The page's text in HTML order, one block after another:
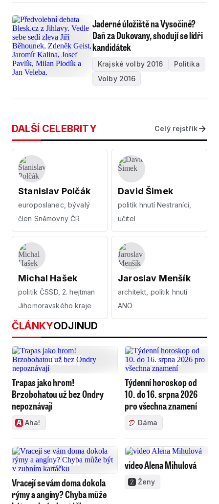
Jaderné úložiště na Vysočině?
Daň za Dukovany, shodují se lídři
kandidátek
Krajské volby 2016
Politika
Volby 2016
DALŠÍ CELEBRITY Celý rejstřík
Stanislav Polčák
europoslanec, bývalý
člen Sněmovny ČR
David Šimek
politik hnutí Nestraníci,
učitel
Michal Hašek
politik ČSSD, 2. hejtman
Jihomoravského kraje
Jaroslav Menšík
architekt, politik hnutí
ANO
ČLÁNKYODJINUD
Trapas jako hrom!
Brzobohatou už bez Ondry
nepoznávají
Aha!
Týdenní horoskop od
10. do 16. srpna 2026
pro všechna znamení
Dáma
Vracejí se vám doma dokola
rýmy a angíny? Chyba může
video Alena Mihulová
Ženy